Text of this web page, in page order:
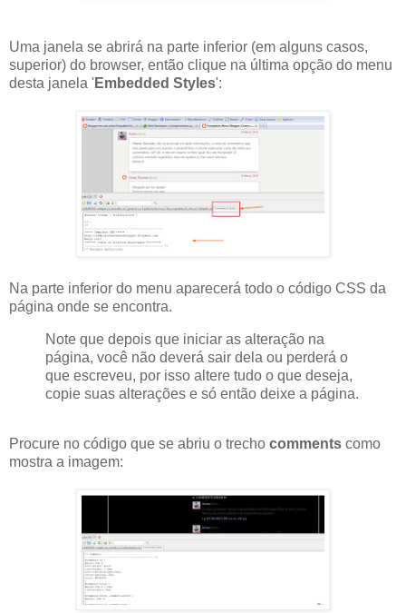
Uma janela se abrirá na parte inferior (em alguns casos,
superior) do browser, então clique na última opção do menu
desta janela 'Embedded Styles':
Na parte inferior do menu aparecerá todo o código CSS da
página onde se encontra.
Note que depois que iniciar as alteração na
página, você não deverá sair dela ou perderá o
que escreveu, por isso altere tudo o que deseja,
copie suas alterações e só então deixe a página.
Procure no código que se abriu o trecho comments como
mostra a imagem: